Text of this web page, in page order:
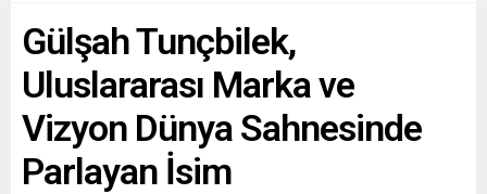
Gülşah Tunçbilek,
Uluslararası Marka ve
Vizyon Dünya Sahnesinde
Parlayan İsim